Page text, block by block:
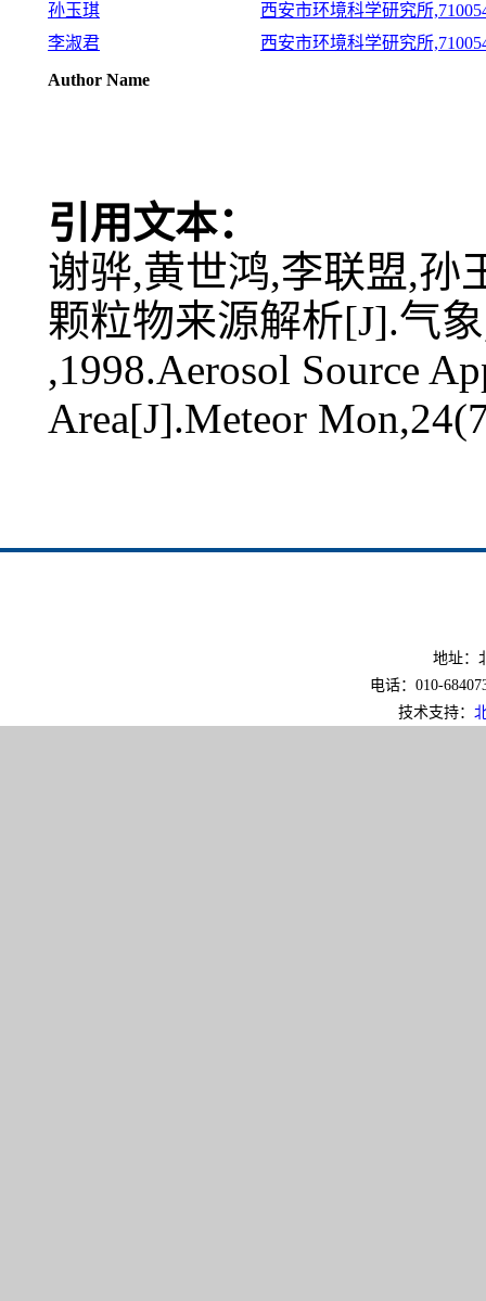
孙玉琪
西安市环境科学研究所
李淑君
西安市环境科学研究所
Author Name
引用文本：
谢骅,黄世鸿,李联盟,孙
颗粒物来源解析[J].气
,1998.Aerosol Source
Area[J].Meteor
地址：
电话：010-
技术支持：